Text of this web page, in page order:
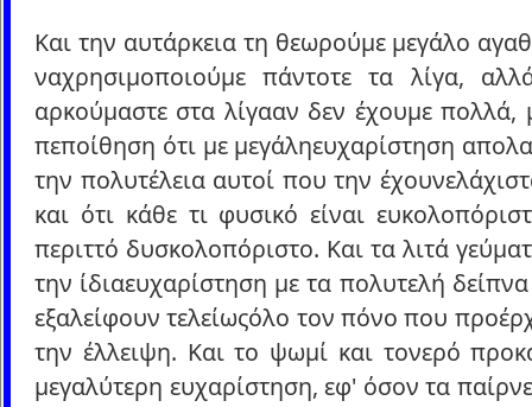
Και την αυτάρκεια τη θεωρούμε μεγάλο
ναχρησιμοποιούμε πάντοτε τα λίγα,
αρκούμαστε στα λίγααν δεν έχουμε πολλά,
πεποίθηση ότι με μεγάληευχαρίστηση
την πολυτέλεια αυτοί που την
και ότι κάθε τι φυσικό είναι
περιττό δυσκολοπόριστο. Και τα λιτά
την ίδιαευχαρίστηση με τα πολυτελή
εξαλείφουν τελείωςόλο τον πόνο που
την έλλειψη. Και το ψωμί και τονερό
μεγαλύτερη ευχαρίστηση, εφ' όσον τα